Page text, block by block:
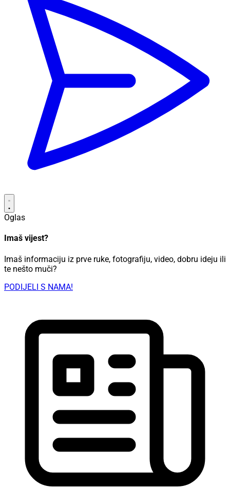
Oglas
Imaš vijest?
Imaš informaciju iz prve ruke, fotografiju, video, dobru ideju ili
te nešto muči?
PODIJELI S NAMA!